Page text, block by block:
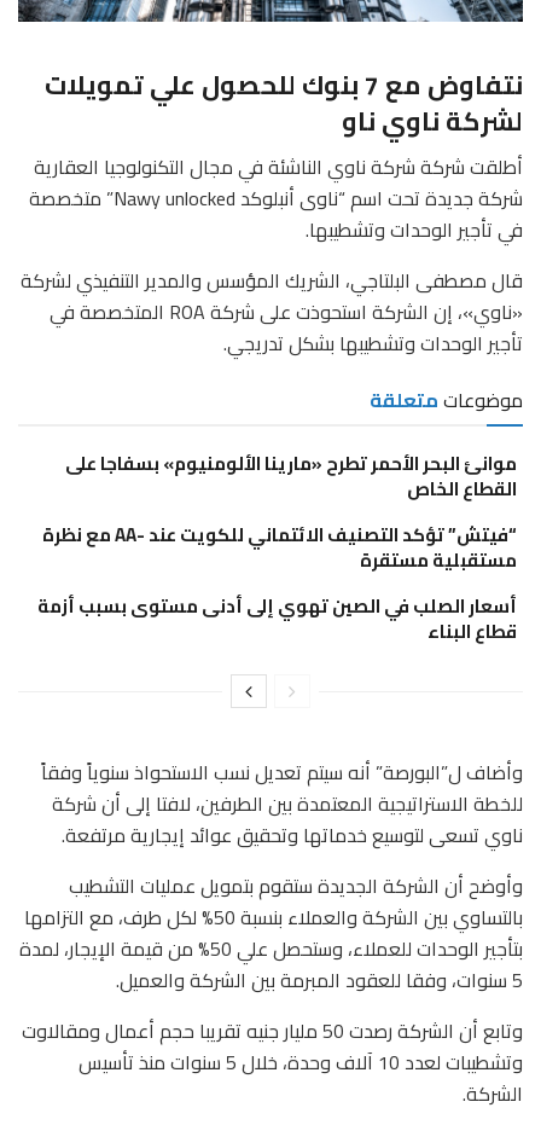
نتفاوض مع 7 بنوك للحصول علي تمويلات
لشركة ناوي ناو
أطلقت شركة شركة ناوي الناشئة في مجال التكنولوجيا العقارية
شركة جديدة تحت اسم “ناوى أنبلوكد Nawy unlocked” متخصصة
في تأجير الوحدات وتشطيبها.
قال مصطفى البلتاجي، الشريك المؤسس والمدير التنفيذي لشركة
«ناوي»، إن الشركة استحوذت على شركة ROA المتخصصة في
تأجير الوحدات وتشطيبها بشكل تدريجي.
موضوعاتمتعلقة
موانئ البحر الأحمر تطرح «مارينا الألومنيوم» بسفاجا على
القطاع الخاص
“فيتش” تؤكد التصنيف الائتماني للكويت عند -AA مع نظرة
مستقبلية مستقرة
أسعار الصلب في الصين تهوي إلى أدنى مستوى بسبب أزمة
قطاع البناء
وأضاف ل”البورصة” أنه سيتم تعديل نسب الاستحواذ سنوياً وفقاً
للخطة الاستراتيجية المعتمدة بين الطرفين، لافتا إلى أن شركة
ناوي تسعى لتوسيع خدماتها وتحقيق عوائد إيجارية مرتفعة.
وأوضح أن الشركة الجديدة ستقوم بتمويل عمليات التشطيب
بالتساوي بين الشركة والعملاء بنسبة 50% لكل طرف، مع التزامها
بتأجير الوحدات للعملاء، وستحصل علي 50% من قيمة الإيجار، لمدة
5 سنوات، وفقا للعقود المبرمة بين الشركة والعميل.
وتابع أن الشركة رصدت 50 مليار جنيه تقريبا حجم أعمال ومقالاوت
وتشطيبات لعدد 10 آلاف وحدة، خلال 5 سنوات منذ تأسيس
الشركة.